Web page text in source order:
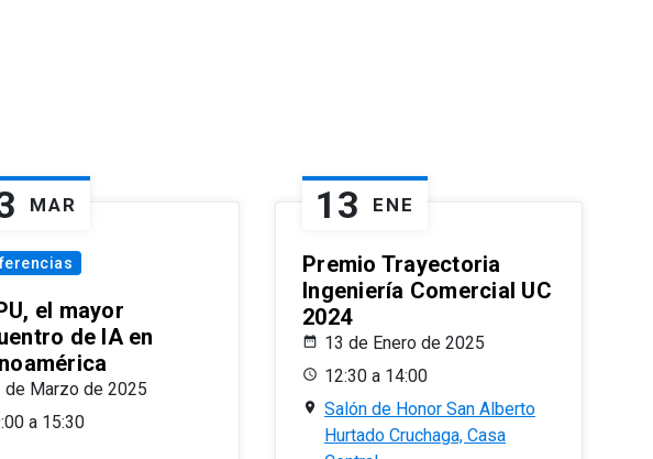
MAR
el mayor
de IA en
de Marzo de 2025
a 15:30
13 ENE
Premio Trayectoria
Ingeniería Comercial UC
2024
13 de Enero de 2025
12:30 a 14:00
Salón de Honor San Alberto
Hurtado Cruchaga, Casa